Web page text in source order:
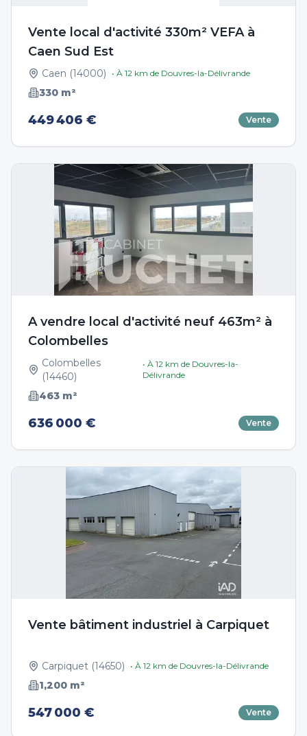
Vente local d'activité 330m² VEFA à
Caen Sud Est
Caen (14000) • À 12 km de Douvres-la-Délivrande
330 m²
449 406 € Vente
A vendre local d'activité neuf 463m² à
Colombelles
Colombelles
(14460)
• À 12km de Douvres-la-
Délivrande
463 m²
636 000 € Vente
Vente bâtiment industriel à Carpiquet
Carpiquet (14650) • À 12 km de Douvres-la-Délivrande
1,200 m²
547 000 € Vente